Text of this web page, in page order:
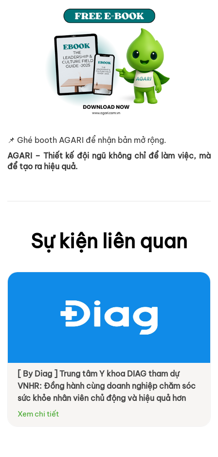
📌 Ghé booth AGARI để nhận bản mở rộng.
AGARI – Thiết kế đội ngũ không chỉđểlàm việc, mà
để tạo ra hiệu quả.
Sự kiện liên quan
[ By Diag ] Trung tâm Y khoa DIAG tham dự
VNHR: Đồng hành cùng doanh nghiệp chăm sóc
sức khỏe nhân viên chủ động và hiệu quả hơn
Xem chi tiết